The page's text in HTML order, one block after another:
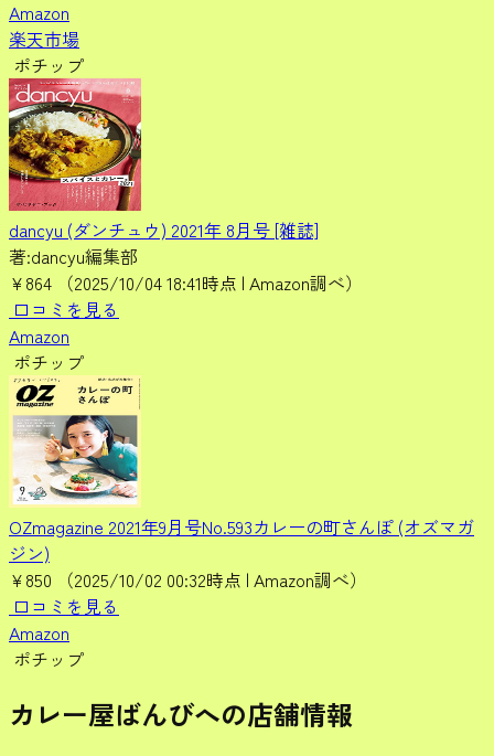
Amazon
楽天市場
ポチップ
dancyu (ダンチュウ) 2021年 8月号 [雑誌]
著:dancyu編集部
¥864
（2025/10/04 18:41時点 | Amazon調べ）
口コミを見る
Amazon
ポチップ
OZmagazine 2021年9月号No.593カレーの町さんぽ (オズマガ
ジン)
¥850
（2025/10/02 00:32時点 | Amazon調べ）
口コミを見る
Amazon
ポチップ
カレー屋ばんびへの店舗情報